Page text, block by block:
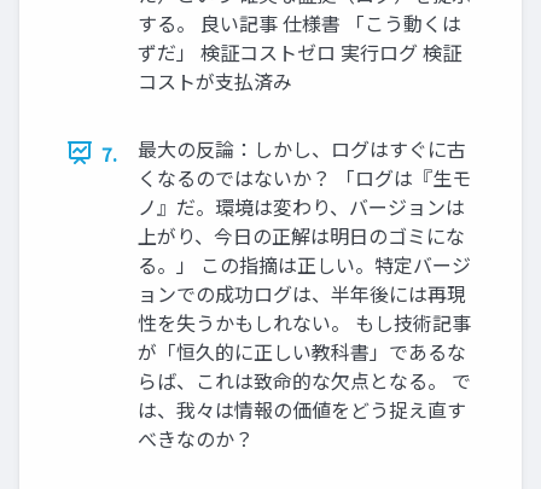
する。 良い記事 仕様書 「こう動くは
ずだ」 検証コストゼロ 実行ログ 検証
コストが支払済み
7.
最大の反論：しかし、ログはすぐに古
くなるのではないか？ 「ログは『生モ
ノ』だ。環境は変わり、バージョンは
上がり、今日の正解は明日のゴミにな
る。」 この指摘は正しい。特定バージ
ョンでの成功ログは、半年後には再現
性を失うかもしれない。 もし技術記事
が「恒久的に正しい教科書」であるな
らば、これは致命的な欠点となる。 で
は、我々は情報の価値をどう捉え直す
べきなのか？